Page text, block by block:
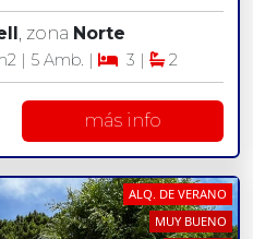
, zona Norte
| 5 Amb. | 3 | 2
más info
ALQ. DE VERANO
MUY BUENO